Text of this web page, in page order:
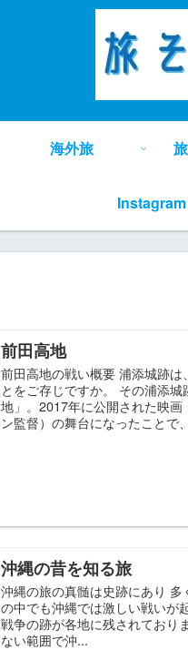
海外旅
Instagram
前田高地
前田高地の戦い概要 浦添城跡
とをご存じですか。 その浦添
地」。2017年に公開された映
ン監督）の舞台になったことで
沖縄の昔を知る旅
沖縄の旅の真髄は史跡にあり
の中でも沖縄では激しい戦いが
戦争の跡が各地に残されており
ない範囲で沖...